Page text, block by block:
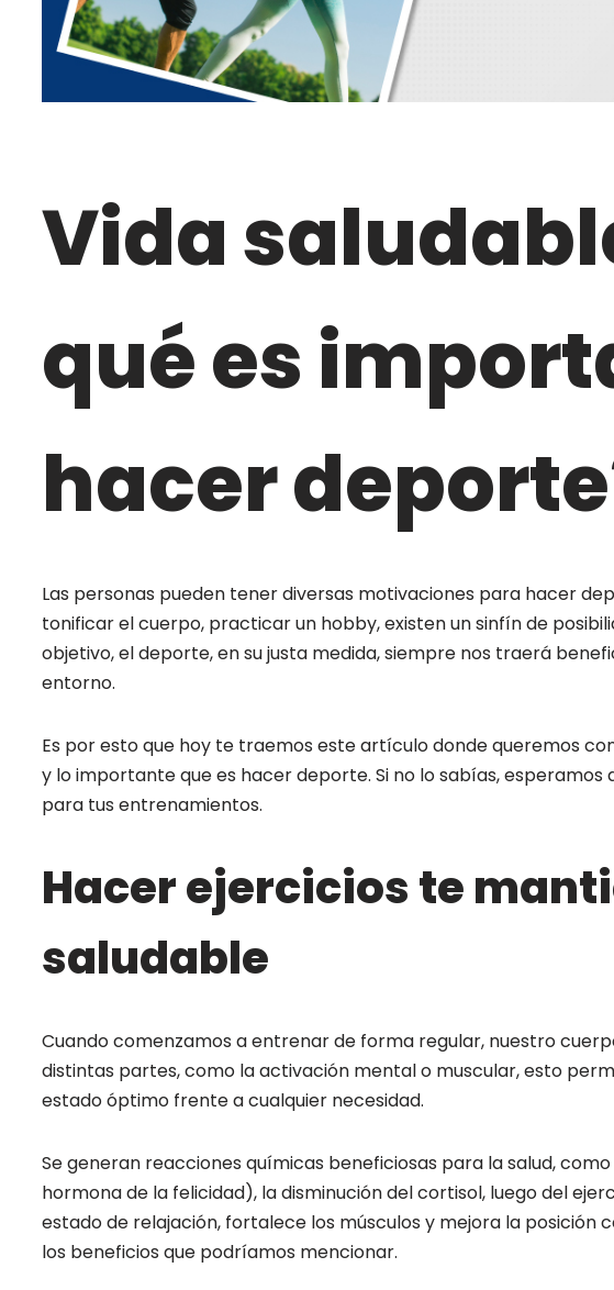
Vida
qué es
hacer
Las personas pueden tener diversas motivaciones para hacer
tonificar el cuerpo, practicar un hobby, existen un sinfín de
objetivo, el deporte, en su justa medida, siempre nos traerá
entorno.
Es por esto que hoy te traemos este artículo donde queremos
y lo importante que es hacer deporte. Si no lo sabías, esperamos
para tus entrenamientos.
Hacer ejercicios te
saludable
Cuando comenzamos a entrenar de forma regular, nuestro
distintas partes, como la activación mental o muscular, esto
estado óptimo frente a cualquier necesidad.
Se generan reacciones químicas beneficiosas para la salud,
hormona de la felicidad), la disminución del cortisol, luego del
estado de relajación, fortalece los músculos y mejora la posición
los beneficios que podríamos mencionar.